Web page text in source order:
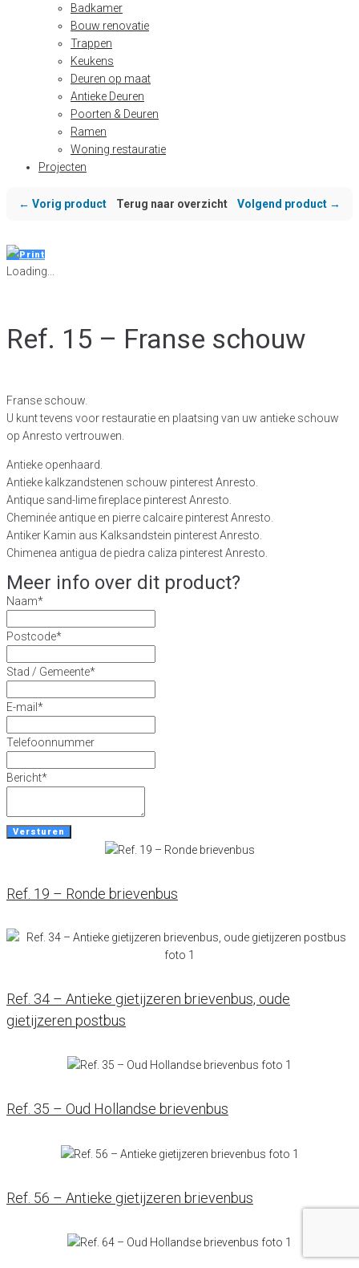
Badkamer
Bouw renovatie
Trappen
Keukens
Deuren op maat
Antieke Deuren
Poorten & Deuren
Ramen
Woning restauratie
Projecten
← Vorig product Terug naar overzicht Volgend product →
Print
Loading...
Ref. 15 – Franse schouw
Franse schouw.
U kunt tevens voor restauratie en plaatsing van uw antieke schouw
op Anresto vertrouwen.
Antieke openhaard.
Antieke kalkzandstenen schouw pinterest Anresto.
Antique sand-lime fireplace pinterest Anresto.
Cheminée antique en pierre calcaire pinterest Anresto.
Antiker Kamin aus Kalksandstein pinterest Anresto.
Chimenea antigua de piedra caliza pinterest Anresto.
Meer info over dit product?
Naam*
Postcode*
Stad / Gemeente*
E-mail *
Telefoonnummer
Bericht*
Versturen
Ref. 19 – Ronde brievenbus
Ref. 34 – Antieke gietijzeren brievenbus, oude
gietijzeren postbus
Ref. 35 – Oud Hollandse brievenbus
Ref. 56 – Antieke gietijzeren brievenbus